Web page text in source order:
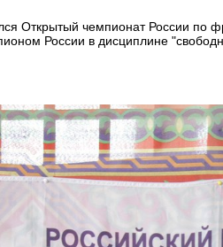
Открытый чемпионат России по
России в дисциплине